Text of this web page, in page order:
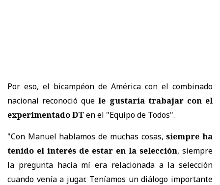
Por eso, el bicampéon de América con el combinado
nacional reconoció quele gustaría trabajar con el
experimentado DTen el "Equipo de Todos".
"Con Manuel hablamos de muchas cosas,siempre ha
tenido el interés de estar en la selección, siempre
la pregunta hacia mí era relacionada a la selección
cuando venía a jugar. Teníamos un diálogo importante